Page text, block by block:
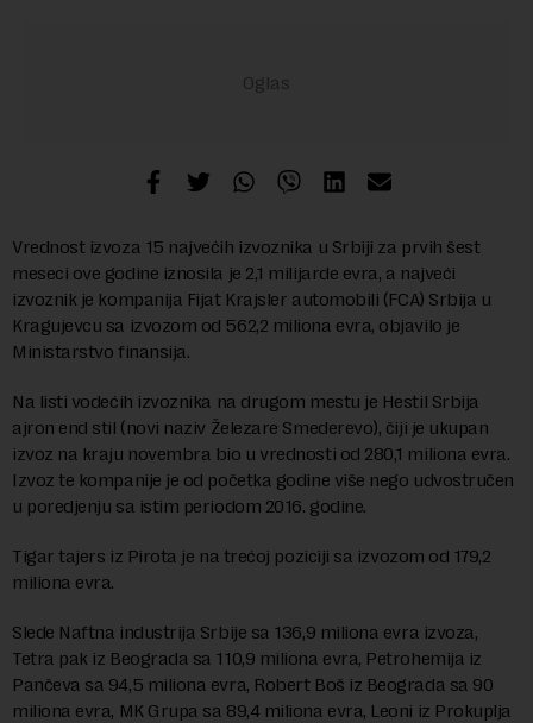
Vrednost izvoza 15 najvećih izvoznika u Srbiji za prvih šest
meseci ove godine iznosila je 2,1 milijarde evra, a najveći
izvoznik je kompanija Fijat Krajsler automobili (FCA) Srbija u
Kragujevcu sa izvozom od 562,2 miliona evra, objavilo je
Ministarstvo finansija.
Na listi vodećih izvoznika na drugom mestu je Hestil Srbija
ajron end stil (novi naziv Železare Smederevo), čiji je ukupan
izvoz na kraju novembra bio u vrednosti od 280,1 miliona evra.
Izvoz te kompanije je od početka godine više nego udvostručen
u poredjenju sa istim periodom 2016. godine.
Tigar tajers iz Pirota je na trećoj poziciji sa izvozom od 179,2
miliona evra.
Slede Naftna industrija Srbije sa 136,9 miliona evra izvoza,
Tetra pak iz Beograda sa 110,9 miliona evra, Petrohemija iz
Pančeva sa 94,5 miliona evra, Robert Boš iz Beograda sa 90
miliona evra, MK Grupa sa 89,4 miliona evra, Leoni iz Prokuplja